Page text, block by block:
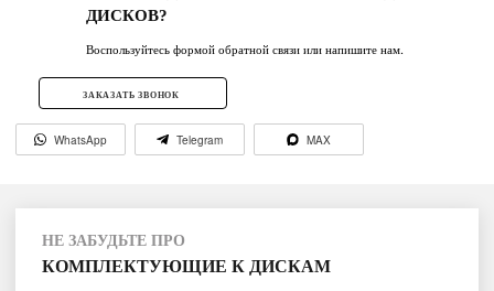
ДИСКОВ?
Воспользуйтесь формой обратной связи или напишите нам.
ЗАКАЗАТЬ ЗВОНОК
WhatsApp Telegram MAX
НЕ ЗАБУДЬТЕ ПРО
КОМПЛЕКТУЮЩИЕ К ДИСКАМ